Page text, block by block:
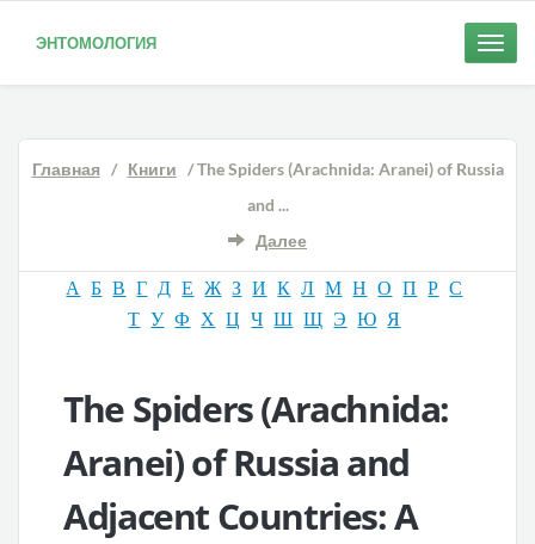
ЭНТОМОЛОГИЯ
Toggle
Главная / Книги / The Spiders (Arachnida: Aranei) of Russia
and ...
Далее
А Б В Г Д Е Ж З И К Л М Н О П Р С
Т У Ф Х Ц Ч Ш Щ Э Ю Я
The Spiders (Arachnida:
Aranei) of Russia and
Adjacent Countries: A